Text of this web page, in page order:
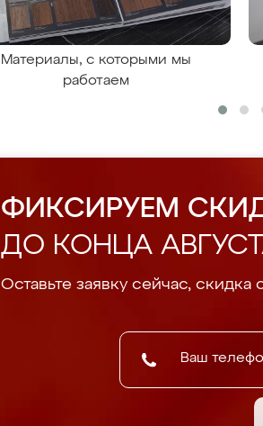
Материалы, с которыми мы
работаем
ФИКСИРУЕМ
ДО КОНЦА
Оставьте заявку сейчас, скидка